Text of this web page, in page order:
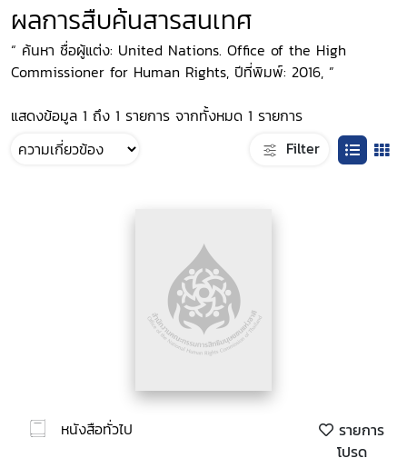
ผลการสืบค้นสารสนเทศ
“ ค้นหา ชื่อผู้แต่ง: United Nations. Office of the High
Commissioner for Human Rights, ปีที่พิมพ์: 2016, ”
แสดงข้อมูล 1 ถึง 1 รายการ จากทั้งหมด 1 รายการ
Filter
หนังสือทั่วไป
รายการ
โปรด